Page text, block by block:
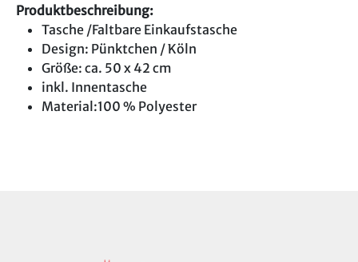
Produktbeschreibung:
Tasche /Faltbare Einkaufstasche
Design: Pünktchen / Köln
Größe: ca. 50 x 42 cm
inkl. Innentasche
Material:100 % Polyester